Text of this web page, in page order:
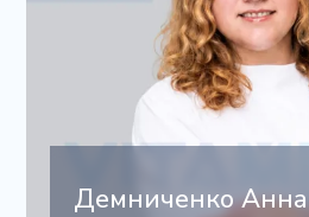
Демниченко Анна